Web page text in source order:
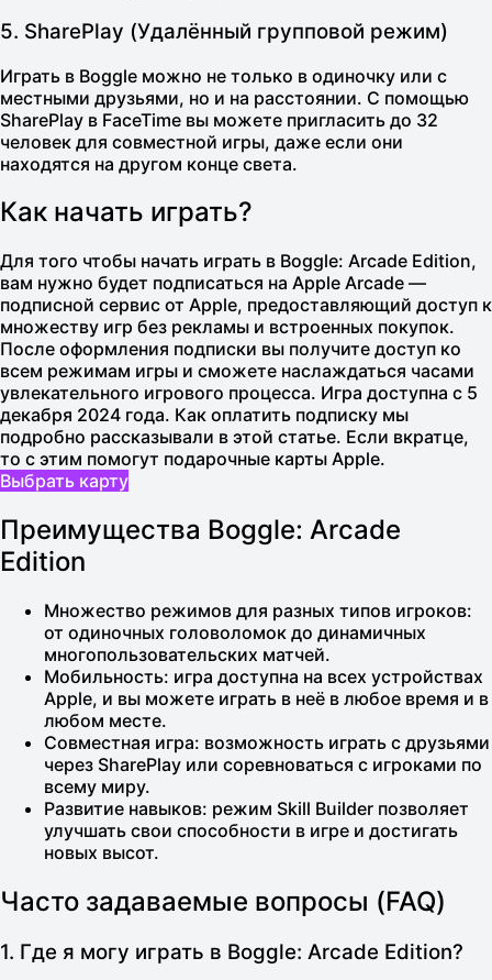
5. SharePlay (Удалённый групповой режим)
Играть в Boggle можно не только в одиночку или с
местными друзьями, но и на расстоянии. С помощью
SharePlay в FaceTime вы можете пригласить до 32
человек для совместной игры, даже если они
находятся на другом конце света.
Как начать играть?
Для того чтобы начать играть в Boggle: Arcade Edition,
вам нужно будет подписаться на Apple Arcade —
подписной сервис от Apple, предоставляющий доступ к
множеству игр без рекламы и встроенных покупок.
После оформления подписки вы получите доступ ко
всем режимам игры и сможете наслаждаться часами
увлекательного игрового процесса. Игра доступна с 5
декабря 2024 года. Как оплатить подписку мы
подробно рассказывали в этой статье. Если вкратце,
то с этим помогут подарочные карты Apple.
Выбрать карту
Преимущества Boggle: Arcade
Edition
Множество режимов для разных типов игроков:
от одиночных головоломок до динамичных
многопользовательских матчей.
Мобильность: игра доступна на всех устройствах
Apple, и вы можете играть в неё в любое время и в
любом месте.
Совместная игра: возможность играть с друзьями
через SharePlay или соревноваться с игроками по
всему миру.
Развитие навыков: режим Skill Builder позволяет
улучшать свои способности в игре и достигать
новых высот.
Часто задаваемые вопросы (FAQ)
1. Где я могу играть в Boggle: Arcade Edition?